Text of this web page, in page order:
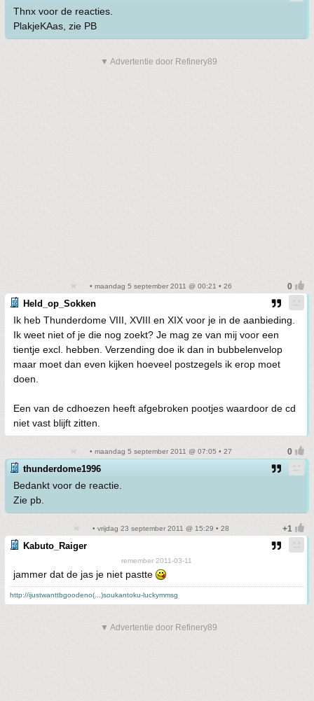
Thnx voor de reacties.
PlakjeKAas, zie PB
▼ Advertentie door Refinery89
• maandag 5 september 2011 @ 00:21 • 26
Held_op_Sokken
Ik heb Thunderdome VIII, XVIII en XIX voor je in de aanbieding.
Ik weet niet of je die nog zoekt? Je mag ze van mij voor een
tientje excl. hebben. Verzending doe ik dan in bubbelenvelop
maar moet dan even kijken hoeveel postzegels ik erop moet
doen.
Een van de cdhoezen heeft afgebroken pootjes waardoor de cd
niet vast blijft zitten.
• maandag 5 september 2011 @ 07:05 • 27
thunderdome1996
Bedankt voor de reactie.
Zie pb.
• vrijdag 23 september 2011 @ 15:29 • 28
Kabuto_Raiger
remember 2011-03-11
jammer dat de jas je niet pastte
http://ijustwanttbgoodeno(...)soukantoku-luckymmsg
▼ Advertentie door Refinery89